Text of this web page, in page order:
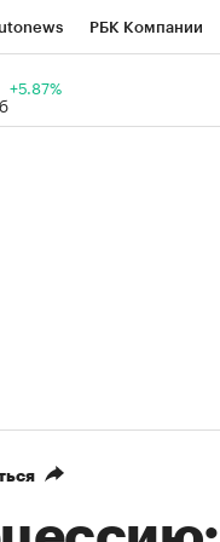
РБК Компании
Визионеры
+5.87%